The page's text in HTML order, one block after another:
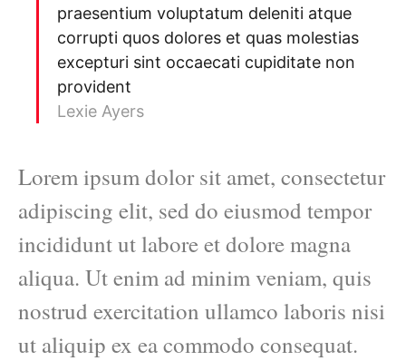
praesentium voluptatum deleniti atque
corrupti quos dolores et quas molestias
excepturi sint occaecati cupiditate non
provident
Lexie Ayers
Lorem ipsum dolor sit amet, consectetur
adipiscing elit, sed do eiusmod tempor
incididunt ut labore et dolore magna
aliqua. Ut enim ad minim veniam, quis
nostrud exercitation ullamco laboris nisi
ut aliquip ex ea commodo consequat.